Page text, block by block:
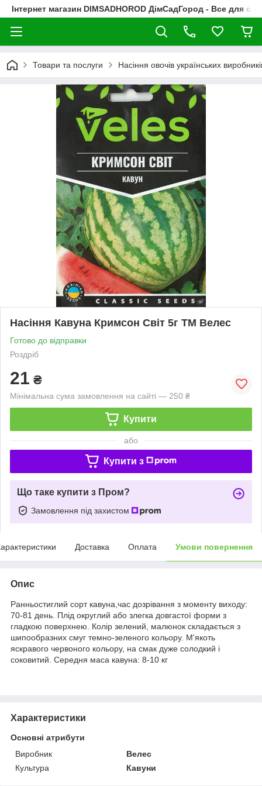
Інтернет магазин DIMSADHOROD ДімСадГород - Все для
Товари та послуги Насіння овочів українських
Насіння Кавуна Кримсон Світ 5г ТМ Велес
Готово до відправки
Роздріб
21 ₴
Мінімальна сума замовлення на сайті — 250 ₴
Купити
або
Купити з
Що таке купити з Пром?
Замовлення під захистом
Доставка Оплата Умови повернення
Опис
Ранньостиглий сорт кавуна,час дозрівання з моменту виходу:
70-81 день. Плід округлий або злегка довгастої форми з
гладкою поверхнею. Колір зелений, малюнок складається з
шипообразних смуг темно-зеленого кольору. М'якоть
яскравого червоного кольору, на смак дуже солодкий і
соковитий. Середня маса кавуна: 8-10 кг
Характеристики
Основні атрибути
Виробник
Велес
Культура
Кавуни